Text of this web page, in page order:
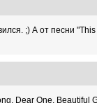
;) А от песни
Dear One, Beautiful